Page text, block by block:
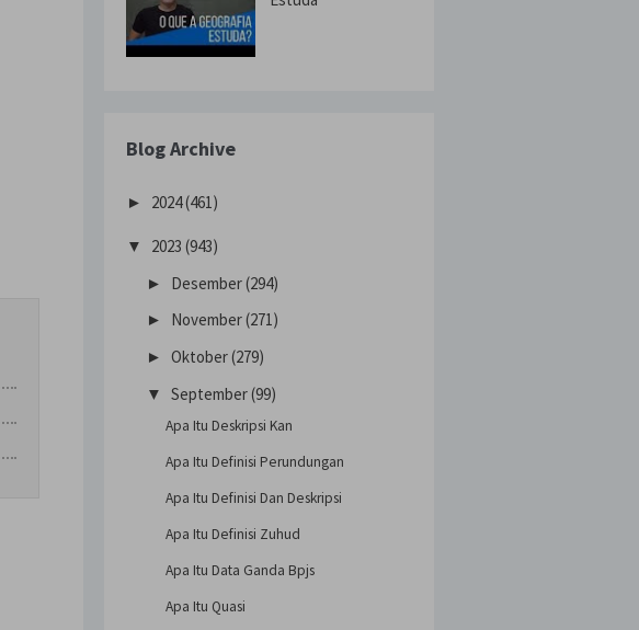
Blog Archive
► 2024(461)
▼ 2023 (943)
► Desember(294)
► November(271)
►Oktober(279)
▼ September(99)
Apa Itu Deskripsi Kan
Apa Itu Definisi Perundungan
Apa Itu Definisi Dan Deskripsi
Apa Itu Definisi Zuhud
Apa Itu Data Ganda Bpjs
Apa Itu Quasi